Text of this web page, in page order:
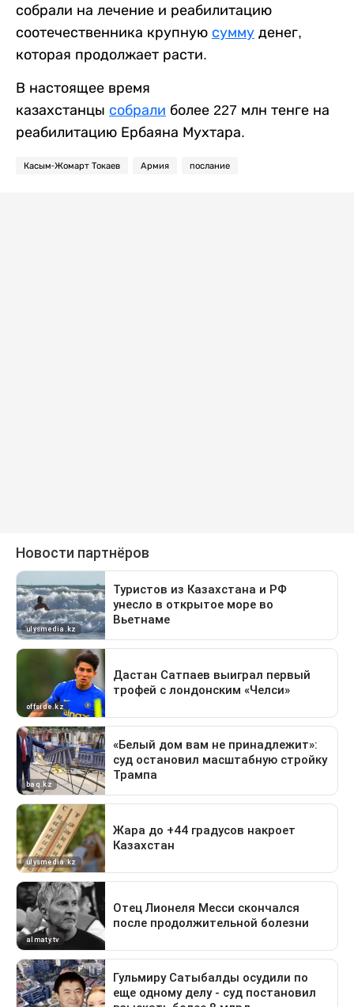
собрали на лечение и реабилитацию
соотечественника крупную сумму денег,
которая продолжает расти.
В настоящее время
казахстанцы собрали более 227 млн тенге на
реабилитацию Ербаяна Мухтара.
Касым-Жомарт Токаев Армия послание